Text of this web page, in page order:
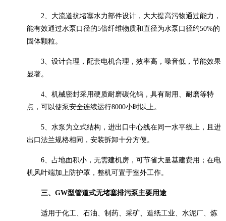
2 、大流道抗堵塞水力部件设计，大大提高污物通过能力，
能有效通过水泵口径的5倍纤维物质和直径为水泵口径约50%的
固体颗粒。
3 、设计合理，配套电机合理，效率高，噪音低，节能效果
显著。
4 、机械密封采用硬质耐磨碳化钨，具有耐用、耐磨等特
点，可以使泵安全连续运行8000小时以上。
5 、水泵为立式结构，进出口中心线在同一水平线上，且进
出口法兰规格相同，安装拆卸十分方便。
6 、占地面积小，无需建机房，可节省大量基建费用；在电
机风叶端加上防护罩，整机可置于室外工作。
三、 GW型管道式无堵塞排污泵主要用途
适用于化工、石油、制药、采矿、造纸工业、水泥厂、炼